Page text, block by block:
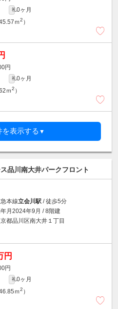
礼0ヶ月
ｍ2 ）
円
礼0ヶ月
ｍ2 ）
を表示する ▼
品川南大井パークフロント
本線立会川駅 / 徒歩5分
月2024年9月 / 8階建
都品川区南大井１丁目
円
円
礼0ヶ月
ｍ2 ）